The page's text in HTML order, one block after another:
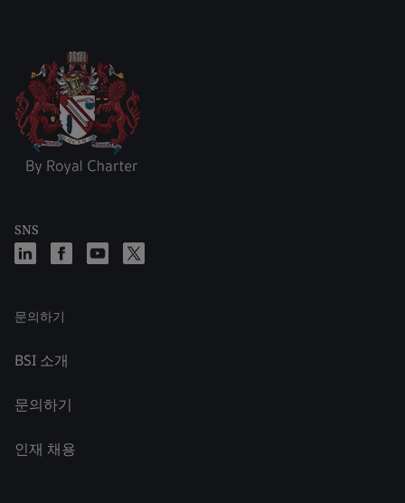
SNS
문의하기
BSI 소개
문의하기
인재 채용